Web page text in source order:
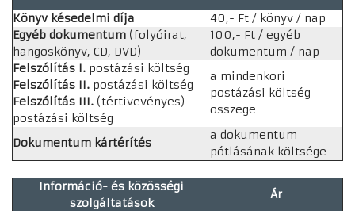
Könyv késedelmi díja
40,- Ft / könyv / nap
Egyéb dokumentum (folyóirat,
hangoskönyv, CD, DVD)
100,- Ft / egyéb
dokumentum / nap
Felszólítás I. postázási költség
Felszólítás II. postázási költség
Felszólítás III. (tértivevényes)
postázási költség
a mindenkori
postázási költség
összege
Dokumentum kártérítés
a dokumentum
pótlásának költsége
Információ- és közösségi
szolgáltatások
Ár